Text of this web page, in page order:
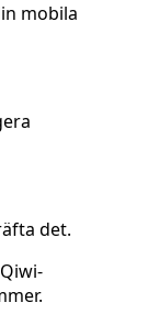
mobila
det.